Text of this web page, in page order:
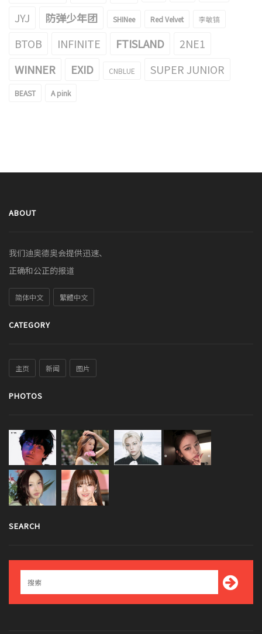
JYJ 防弹少年团 SHINee Red Velvet 李敏镐
BTOB INFINITE FTISLAND
2NE1
WINNER
EXID CNBLUE SUPER JUNIOR
BEAST A pink
ABOUT
我们迪奥德奥会提供迅速、
正确和公正的报道
简体中文 繁體中文
CATEGORY
主页 新闻 图片
PHOTOS
SEARCH